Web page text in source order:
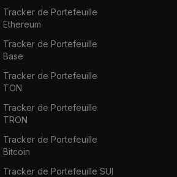
Tracker de Portefeuille
Ethereum
Tracker de Portefeuille
Base
Tracker de Portefeuille
TON
Tracker de Portefeuille
TRON
Tracker de Portefeuille
Bitcoin
Tracker de Portefeuille SUI